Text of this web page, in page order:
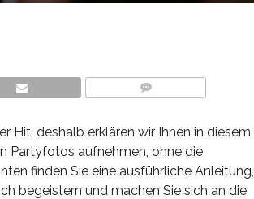
Hit, deshalb erklären wir Ihnen in diesem
Partyfotos aufnehmen, ohne die
finden Sie eine ausführliche Anleitung,
begeistern und machen Sie sich an die